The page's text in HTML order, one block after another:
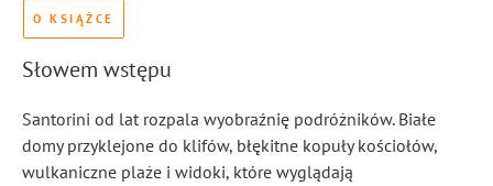
O KSIĄŻCE
Słowem wstępu
Santorini od lat rozpala wyobraźnię podróżników. Białe
domy przyklejone do klifów, błękitne kopuły kościołów,
wulkaniczne plaże i widoki, które wyglądają